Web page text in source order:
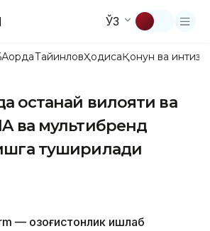
ЎЗ
АқордаТайинловҲодисаҚонун ва
Қостанай вилояти ва
ва мультибренд
туширилади
— Қозоғистонлик ишлаб